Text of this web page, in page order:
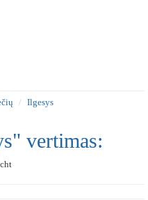
Ilgesys
vertimas: